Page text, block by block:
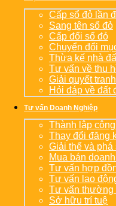
Cấp sổ đỏ lần
Sang tên sổ đỏ
Cấp đổi sổ đỏ
Chuyển đổi
Thừa kế nhà
Tư vấn về thu
Giải quyết
Hỏi đáp về đất
Tư vấn Doanh Nghiệp
Thành lập
Thay đổi đăng
Giải thể và phá
Mua bán
Tư vấn hợp
Tư vấn lao
Tư vấn thường
Sở hữu trí tuệ